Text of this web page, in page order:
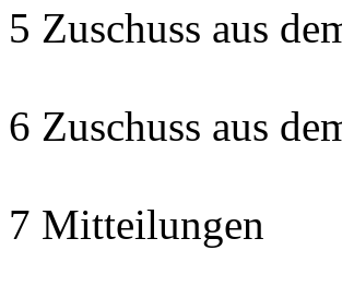
5 Zuschuss aus
6 Zuschuss aus
7 Mitteilungen